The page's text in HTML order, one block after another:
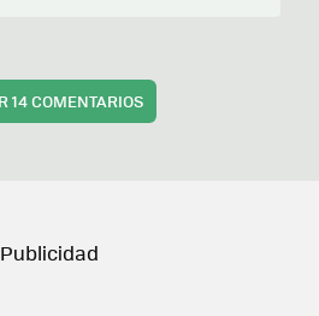
14 COMENTARIOS